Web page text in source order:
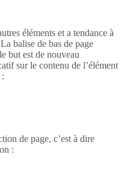
éléments et a tendance à
balise de bas de page
but est de nouveau
sur le contenu de l’élément
de page, c’est à dire
: